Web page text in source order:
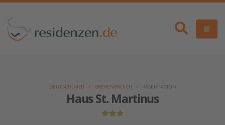
Haus St. Martinus
DEUTSCHLAND GREVENBROICH PÄSENTATION